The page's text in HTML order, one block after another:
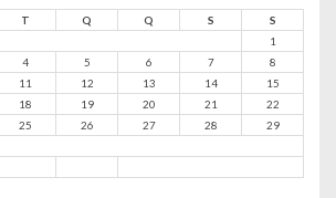
T Q Q S S
1
4 5 6 7
8
11 12 13 14
15
18 19 20 21
22
25 26 27 28
29